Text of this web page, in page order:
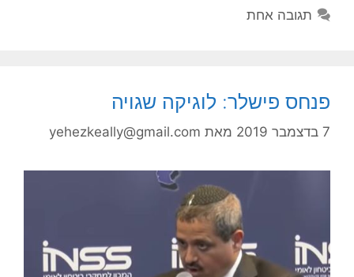
תגובה אחת
פנחס פישלר: לוגיקה שגויה
7 בדצמבר 2019 מאת yehezkeally@gmail.com